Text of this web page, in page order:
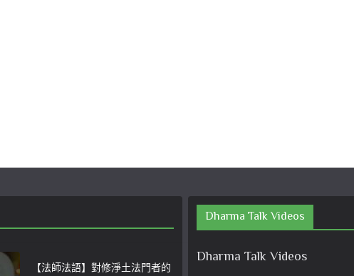
【法師法語】對修淨土法門者的
Dharma Talk Videos
Dharma Talk Videos